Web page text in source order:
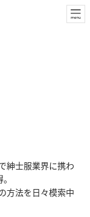
紳士服業界に携わ
方法を日々模索中